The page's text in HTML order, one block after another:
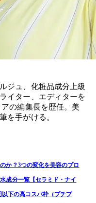
ジュ、化粧品成分上級
イター、エディターを
の編集長を歴任。美
を手がける。
か？3つの変化を美容のプロ
成分一覧【セラミド・ナイ
以下の高コスパ枠（プチプ